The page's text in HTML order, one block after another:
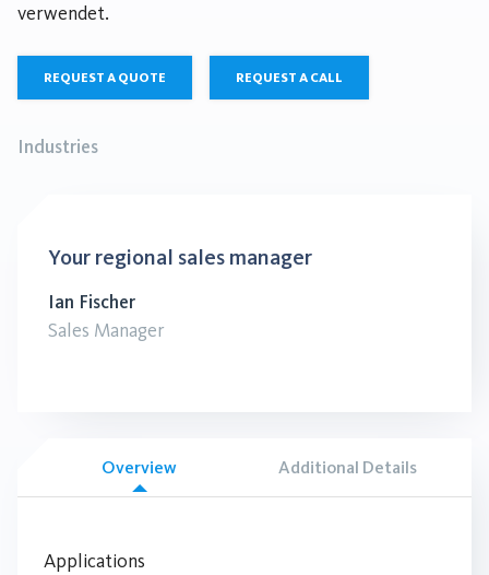
verwendet.
REQUEST A QUOTE REQUEST A CALL
Industries
Your regional sales manager
Ian Fischer
Sales Manager
Overview Additional Details
Applications